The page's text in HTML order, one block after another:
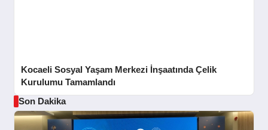
Kocaeli Sosyal Yaşam Merkezi İnşaatında Çelik
Kurulumu Tamamlandı
Son Dakika